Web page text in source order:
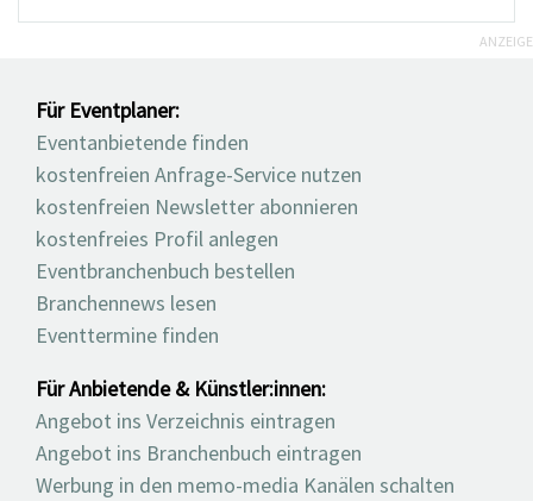
ANZEIGE
Für Eventplaner:
Eventanbietende finden
kostenfreien Anfrage-Service nutzen
kostenfreien Newsletter abonnieren
kostenfreies Profil anlegen
Eventbranchenbuch bestellen
Branchennews lesen
Eventtermine finden
Für Anbietende & Künstler:innen:
Angebot ins Verzeichnis eintragen
Angebot ins Branchenbuch eintragen
Werbung in den memo-media Kanälen schalten